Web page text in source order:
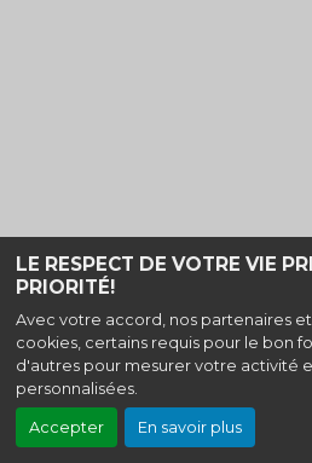
LE RESPECT DE VOTRE VIE
PRIORITÉ!
Avec votre accord, nos partenaires
cookies, certains requis pour le bon
d'autres pour mesurer votre activité
personnalisées.
Accepter En savoir plus